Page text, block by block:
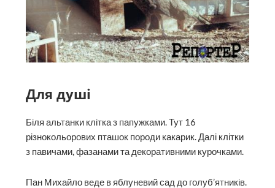
Для душі
Біля альтанки клітка з папужками. Тут 16
різнокольорових пташок породи какарик. Далі клітки
з павичами, фазанами та декоративними курочками.
Пан Михайло веде в яблуневий сад до голуб’ятників.